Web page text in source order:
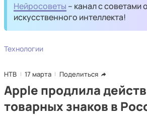
Нейросоветы – канал с советами
искусственного интеллекта!
Технологии
НТВ 17 марта Поделиться
Apple продлила
товарных знаков в